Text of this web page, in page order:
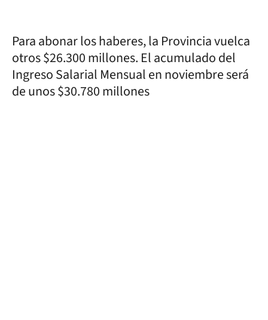
Para abonar los haberes, la Provincia vuelca
otros $26.300 millones. El acumulado del
Ingreso Salarial Mensual en noviembre será
de unos $30.780 millones